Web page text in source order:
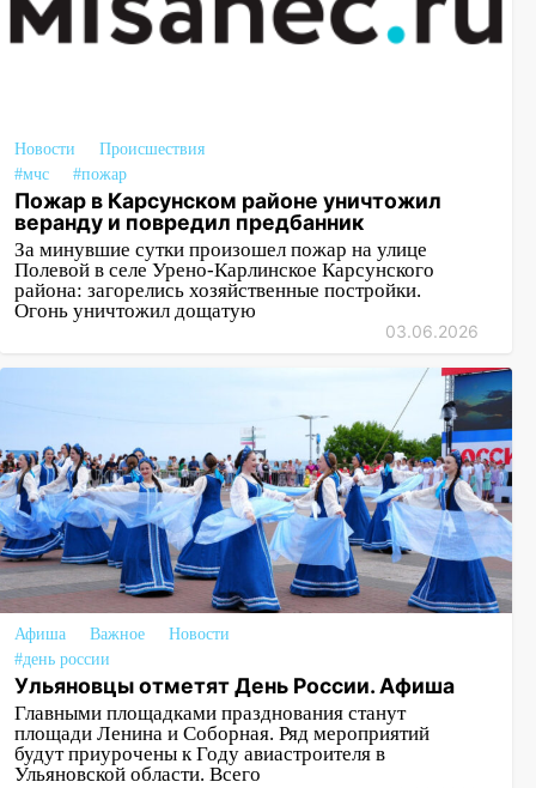
Новости
Происшествия
#мчс
#пожар
Пожар в Карсунском районе уничтожил
веранду и повредил предбанник
За минувшие сутки произошел пожар на улице
Полевой в селе Урено-Карлинское Карсунского
района: загорелись хозяйственные постройки.
Огонь уничтожил дощатую
03.06.2026
Афиша Важное
Новости
#день россии
Ульяновцы отметят День России. Афиша
Главными площадками празднования станут
площади Ленина и Соборная. Ряд мероприятий
будут приурочены к Году авиастроителя в
Ульяновской области. Всего